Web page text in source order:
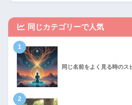
同じカテゴリーで人気
1
同じ名前をよく見る時のス
2